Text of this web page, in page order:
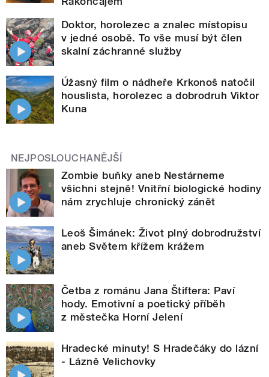
Doktor, horolezec a znalec místopisu
v jedné osobě. To vše musí být člen
skalní záchranné služby
Úžasný film o nádheře Krkonoš natočil
houslista, horolezec a dobrodruh Viktor
Kuna
NEJPOSLOUCHANĚJŠÍ
Zombie buňky aneb Nestárneme
všichni stejně! Vnitřní biologické hodiny
nám zrychluje chronický zánět
Leoš Šimánek: Život plný dobrodružství
aneb Světem křížem krážem
Četba z románu Jana Štiftera: Paví
hody. Emotivní a poetický příběh
z městečka Horní Jelení
Hradecké minuty! S Hradečáky do lázní
- Lázně Velichovky